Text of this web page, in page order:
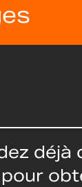
déjà
pour